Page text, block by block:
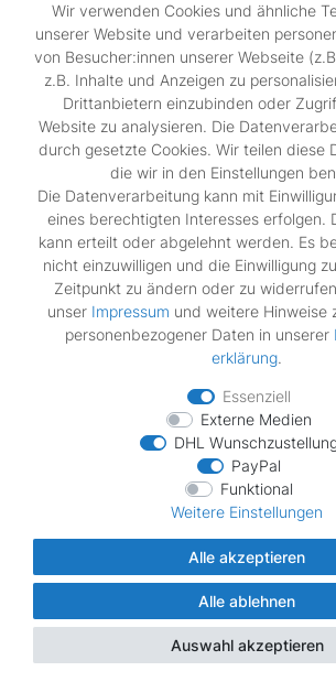
SSL-verschlüsselte Abwicklung für
Shop
Kontakt
Rechtliches
Widerrufs­recht
Impressum
Daten­schutz­erklärung
AGB
Vertrag widerrufen
Wir verschicken mit
© Copyright MDS Ersatzteile 2026 | Alle
Wir verwenden Cookies und ähnliche
unserer Website und verarbeiten
von Besucher:innen unserer Webseite
z.B. Inhalte und Anzeigen zu
Drittanbietern einzubinden oder
Website zu analysieren. Die
durch gesetzte Cookies. Wir teilen diese
die wir in den Einstellungen
Die Datenverarbeitung kann mit
eines berechtigten Interesses erfolgen.
kann erteilt oder abgelehnt werden. Es
nicht einzuwilligen und die Einwilligung
Zeitpunkt zu ändern oder zu
unser Impressum und weitere Hinweise
personenbezogener Daten in unserer
erklärung.
Essenziell
Externe Medien
DHL
PayPal
Funktional
Weitere Einstellungen
Alle akzeptieren
Alle ablehnen
Auswahl akzeptieren